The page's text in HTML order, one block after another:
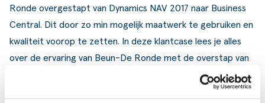
Ronde overgestapt van Dynamics NAV 2017 naar Business
Central. Dit door zo min mogelijk maatwerk te gebruiken en
kwaliteit voorop te zetten. In deze klantcase lees je alles
over de ervaring van Beun-De Ronde met de overstap van